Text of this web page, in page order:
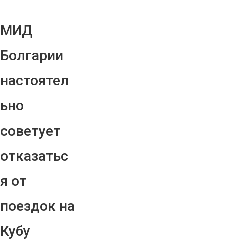
МИД
Болгарии
настоятел
ьно
советует
отказатьс
я от
поездок на
Кубу